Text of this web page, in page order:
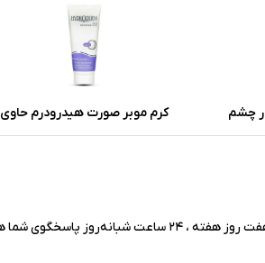
چشم
آنتی
کرم موبر صورت هیدرودرم حاوی
آلوئه ورا و گلیسیرین وزن 40 گرم
هفته ، 24 ساعت شبانه‌روز پاسخگوی شما هستیم.